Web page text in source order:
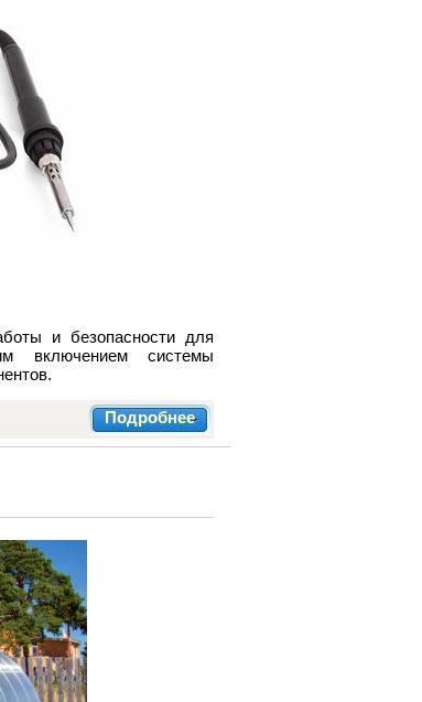
и безопасности для
включением системы
Подробнее